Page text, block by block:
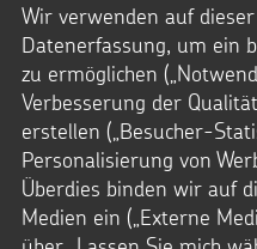
Wir verwenden auf
Datenerfassung, um ein
zu ermöglichen
Verbesserung der
erstellen („Besucher-
Personalisierung von
Überdies binden wir auf
Medien ein („Externe